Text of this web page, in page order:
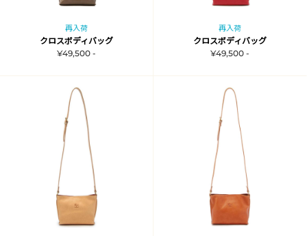
再入荷
クロスボディバッグ
¥49,500 -
再入荷
クロスボディバッグ
¥49,500 -